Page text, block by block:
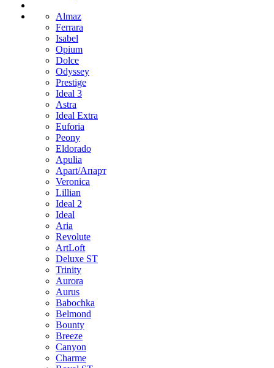
Almaz
Ferrara
Isabel
Opium
Dolce
Odyssey
Prestige
Ideal 3
Astra
Ideal Extra
Euforia
Peony
Eldorado
Apulia
Apart/Апарт
Veronica
Lillian
Ideal 2
Ideal
Aria
Revolute
ArtLoft
Deluxe ST
Trinity
Aurora
Aurus
Babochka
Belmond
Bounty
Breeze
Canуon
Charme